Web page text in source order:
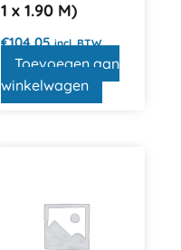
1 x 1.90 M)
€104,05 incl. BTW
Toevoegen aan
winkelwagen